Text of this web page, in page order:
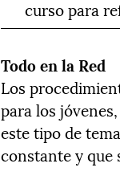
curso para
Todo en la Red
Los
para los
este tipo de
constante y que